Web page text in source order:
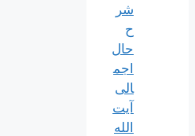
شر
ح
حال
اجم
الی
آیت‌
الله‌